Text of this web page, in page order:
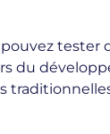
tester
du